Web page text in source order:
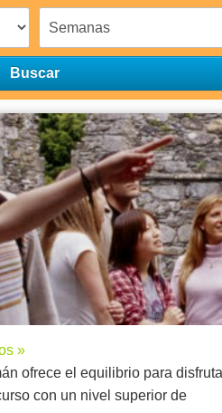
Buscar
»
ofrece el equilibrio para
con un nivel superior de